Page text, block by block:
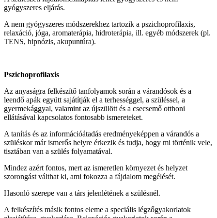
gyógyszeres eljárás.
A nem gyógyszeres módszerekhez tartozik a pszichoprofilaxis,
relaxáció, jóga, aromaterápia, hidroterápia, ill. egyéb módszerek (pl.
TENS, hipnózis, akupuntúra).
Pszichoprofilaxis
Az anyaságra felkészítő tanfolyamok során a várandósok és a
leendő apák együtt sajátítják el a terhességgel, a szüléssel, a
gyermekággyal, valamint az újszülött és a csecsemő otthoni
ellátásával kapcsolatos fontosabb ismereteket.
A tanítás és az információátadás eredményeképpen a várandós a
szüléskor már ismerős helyre érkezik és tudja, hogy mi történik vele,
tisztában van a szülés folyamatával.
Mindez azért fontos, mert az ismeretlen környezet és helyzet
szorongást válthat ki, ami fokozza a fájdalom megélését.
Hasonló szerepe van a társ jelenlétének a szülésnél.
A felkészítés másik fontos eleme a speciális légzőgyakorlatok